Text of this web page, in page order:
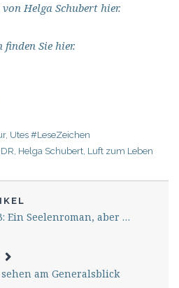
von Helga Schubert hier.
finden Sie hier.
, Utes #LeseZeichen
, Helga Schubert, Luft zum Leben
Ein Seelenroman, aber …
am Generalsblick